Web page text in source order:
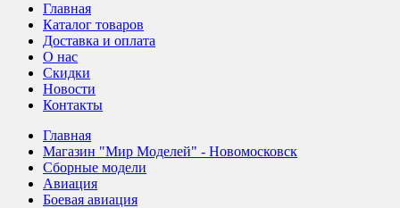
Главная
Каталог товаров
Доставка и оплата
О нас
Скидки
Новости
Контакты
Главная
Магазин "Мир Моделей" - Новомосковск
Сборные модели
Авиация
Боевая авиация